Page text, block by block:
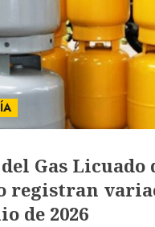
Gas Licuado
registran
de 2026